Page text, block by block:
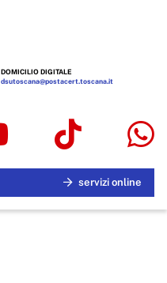
DOMICILIO DIGITALE
dsutoscana@postacert.toscana.it
servizi online